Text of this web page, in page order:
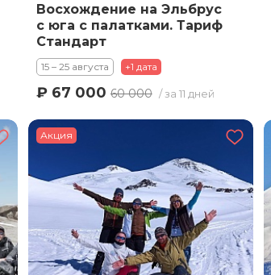
Восхождение на Эльбрус
с юга с палатками. Тариф
Стандарт
15 – 25 августа +1 дата
₽ 67 00060 000 / за 11 дней
Акция